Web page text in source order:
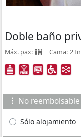
Doble baño
Máx. pax: Cama: 2
No reembolsable
Sólo alojamiento